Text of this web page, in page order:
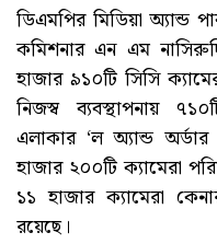
ডিএমপির মিডিয়া অ্যান্ড
কমিশনার এন এম
হাজার ৯১০টি সিসি
নিজস্ব ব্যবস্থাপনায়
এলাকার ‘ল অ্যান্ড
হাজার ২০০টি ক্যামেরা
১১ হাজার ক্যামেরা
রয়েছে।